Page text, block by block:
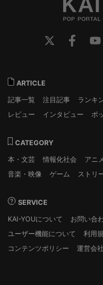
ARTICLE
記事一覧
注目記事 ランキ
レビュー
インタビュー ポ
CATEGORY
本・文芸
情報化社会 アニ
音楽・映像
ゲーム ストリ
SERVICE
KAI-YOUについて
お問い合
ユーザー機能について
利用
コンテンツポリシー
運営会社